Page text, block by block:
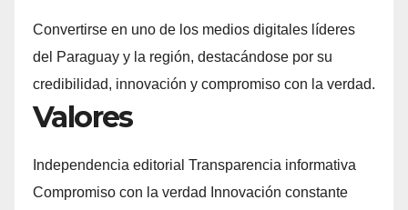
Convertirse en uno de los medios digitales líderes
del Paraguay y la región, destacándose por su
credibilidad, innovación y compromiso con la verdad.
Valores
Independencia editorial Transparencia informativa
Compromiso con la verdad Innovación constante